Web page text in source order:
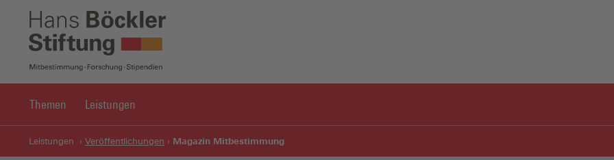
Themen Leistungen
Leistungen Veröffentlichungen Magazin Mitbestimmung